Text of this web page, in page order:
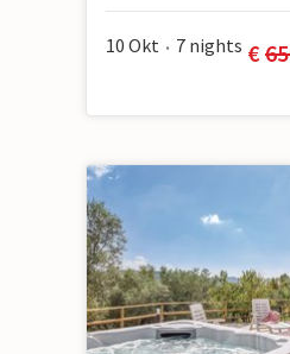
10 Okt • 7 nights €